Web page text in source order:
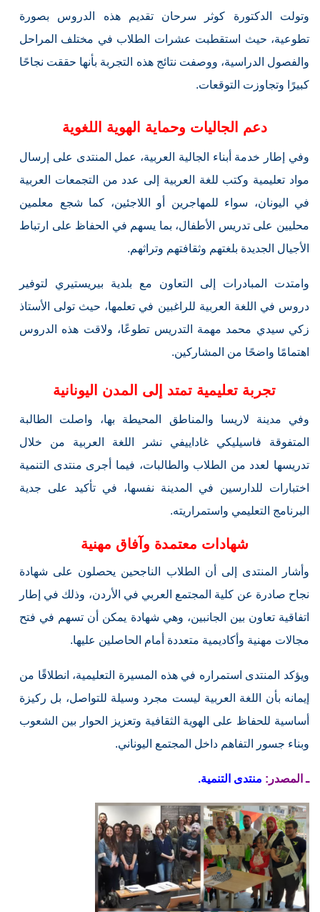
وتولت الدكتورة كوثر سرحان تقديم هذه الدروس بصورة
تطوعية، حيث استقطبت عشرات الطلاب في مختلف المراحل
والفصول الدراسية، ووصفت نتائج هذه التجربة بأنها حققت نجاحًا
كبيرًا وتجاوزت التوقعات.
دعم الجاليات وحماية الهوية اللغوية
وفي إطار خدمة أبناء الجالية العربية، عمل المنتدى على إرسال
مواد تعليمية وكتب للغة العربية إلى عدد من التجمعات العربية
في اليونان، سواء للمهاجرين أو اللاجئين، كما شجع معلمين
محليين على تدريس الأطفال، بما يسهم في الحفاظ على ارتباط
الأجيال الجديدة بلغتهم وثقافتهم وتراثهم.
وامتدت المبادرات إلى التعاون مع بلدية بيريستيري لتوفير
دروس في اللغة العربية للراغبين في تعلمها، حيث تولى الأستاذ
زكي سيدي محمد مهمة التدريس تطوعًا، ولاقت هذه الدروس
اهتمامًا واضحًا من المشاركين.
تجربة تعليمية تمتد إلى المدن اليونانية
وفي مدينة لاريسا والمناطق المحيطة بها، واصلت الطالبة
المتفوقة فاسيليكي غاداييفي نشر اللغة العربية من خلال
تدريسها لعدد من الطلاب والطالبات، فيما أجرى منتدى التنمية
اختبارات للدارسين في المدينة نفسها، في تأكيد على جدية
البرنامج التعليمي واستمراريته.
شهادات معتمدة وآفاق مهنية
وأشار المنتدى إلى أن الطلاب الناجحين يحصلون على شهادة
نجاح صادرة عن كلية المجتمع العربي في الأردن، وذلك في إطار
اتفاقية تعاون بين الجانبين، وهي شهادة يمكن أن تسهم في فتح
مجالات مهنية وأكاديمية متعددة أمام الحاصلين عليها.
ويؤكد المنتدى استمراره في هذه المسيرة التعليمية، انطلاقًا من
إيمانه بأن اللغة العربية ليست مجرد وسيلة للتواصل، بل ركيزة
أساسية للحفاظ على الهوية الثقافية وتعزيز الحوار بين الشعوب
وبناء جسور التفاهم داخل المجتمع اليوناني.
ـ المصدر: منتدى التنمية.